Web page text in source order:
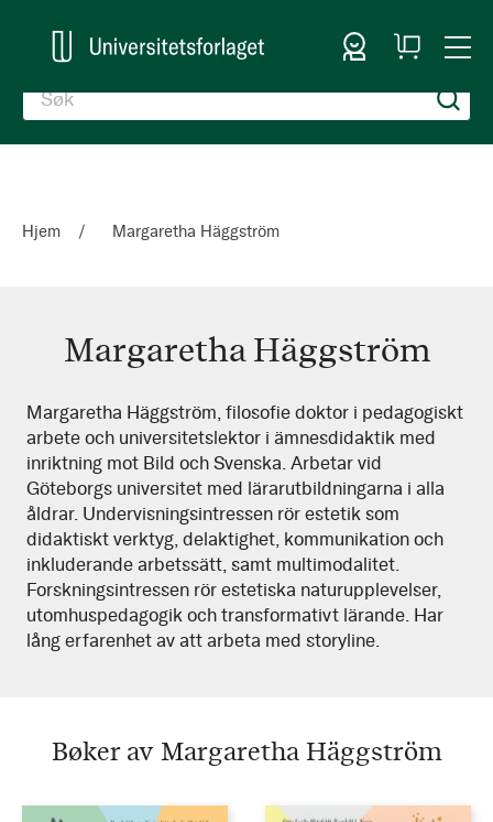
Logg inn
Handlekurv
Hjem Margaretha Häggström
Margaretha Häggström
Margaretha
Häggström
Margaretha Häggström, filosofie doktor i pedagogiskt
arbete och universitetslektor i ämnesdidaktik med
inriktning mot Bild och Svenska. Arbetar vid
Göteborgs universitet med lärarutbildningarna i alla
åldrar. Undervisningsintressen rör estetik som
didaktiskt verktyg, delaktighet, kommunikation och
inkluderande arbetssätt, samt multimodalitet.
Forskningsintressen rör estetiska naturupplevelser,
utomhuspedagogik och transformativt lärande. Har
lång erfarenhet av att arbeta med storyline.
Bøker av Margaretha Häggström